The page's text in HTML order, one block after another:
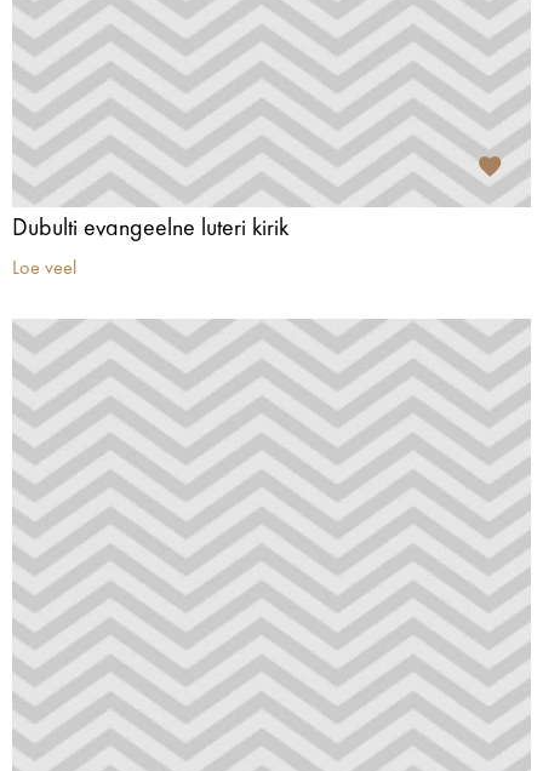
Dubulti evangeelne luteri kirik
Loe veel